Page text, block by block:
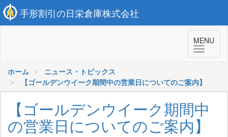
手形割引の日栄倉庫株式会社
MENU
ホーム
ニュース・トピックス
【ゴールデンウイーク期間中の営業日についてのご案内】
【ゴールデンウイーク期間中
の営業日についてのご案内】